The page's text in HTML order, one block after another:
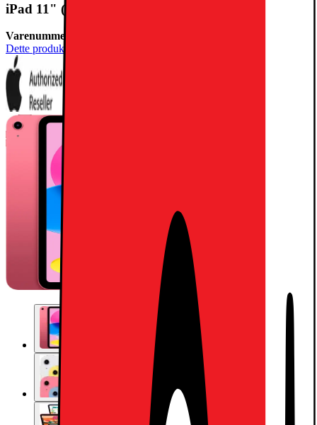
iPad 11" (11. Gen) 128GB WiFi (pink)
Varenummer:
Dette produkt er blevet bedømt til 4.9 ud af 5 stjerner.